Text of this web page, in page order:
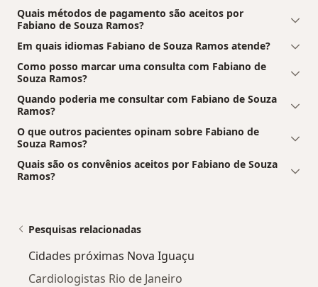
Quais métodos de pagamento são aceitos por
Fabiano de Souza Ramos?
Em quais idiomas Fabiano de Souza Ramos atende?
Como posso marcar uma consulta com Fabiano de
Souza Ramos?
Quando poderia me consultar com Fabiano de Souza
Ramos?
O que outros pacientes opinam sobre Fabiano de
Souza Ramos?
Quais são os convênios aceitos por Fabiano de Souza
Ramos?
Pesquisas relacionadas
Cidades próximas Nova Iguaçu
Cardiologistas Rio de Janeiro